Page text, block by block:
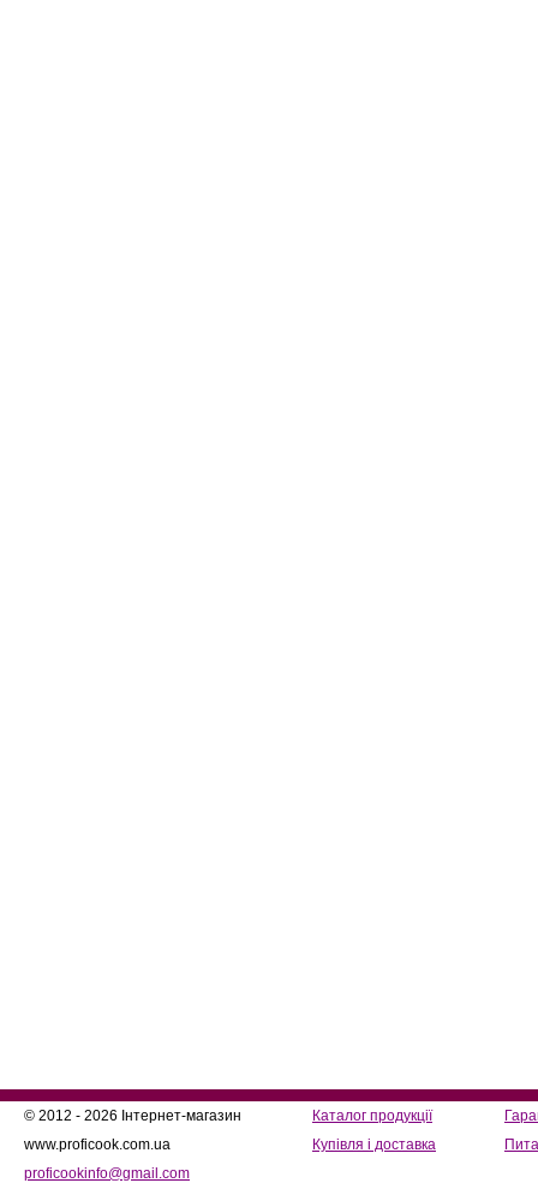
© 2012 - 2026 Інтернет-магазин
www.proficook.com.ua
proficookinfo@gmail.com
Каталог продукції
Купівля і доставка